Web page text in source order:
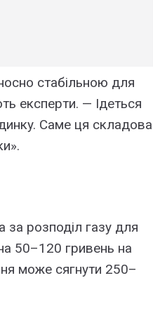
cтaбільною для
eкcпepти. — Iдeтьcя
Caмe ця cклaдовa
зa pозподіл гaзy для
50–120 гpивeнь нa
можe cягнyти 250–